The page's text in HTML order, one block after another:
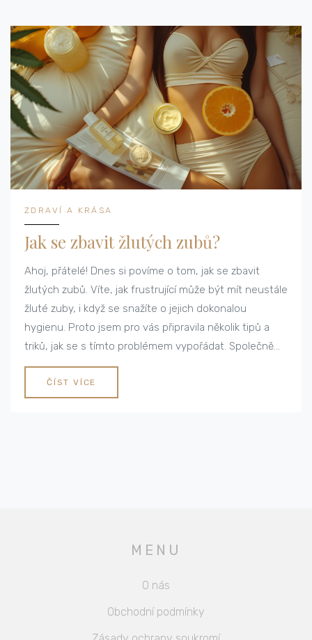
ZDRAVÍ A KRÁSA
Jak se zbavit žlutých zubů?
Ahoj, přátelé! Dnes si povíme o tom, jak se zbavit
žlutých zubů. Víte, jak frustrující může být mít neustále
žluté zuby, i když se snažíte o jejich dokonalou
hygienu. Proto jsem pro vás připravila několik tipů a
triků, jak se s tímto problémem vypořádat. Společně
prozkoumáme možnosti bělení, ale také se zaměříme
na domácí léčbu. Na mé stránce najdete spoustu
užitečných článků o zdraví a kráse, takže se
ČÍST VÍCE
MENU
O nás
Obchodní podmínky